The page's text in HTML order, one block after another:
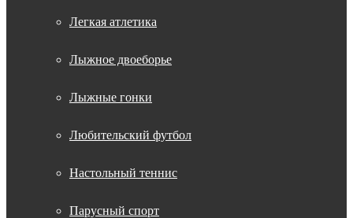
Легкая атлетика
Лыжное двоеборье
Лыжные гонки
Любительский футбол
Настольный теннис
Парусный спорт